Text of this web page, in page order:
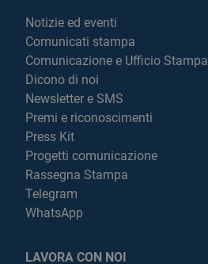
Notizie ed eventi
Comunicati stampa
Comunicazione e Ufficio Stampa
Dicono di noi
Newsletter e SMS
Premi e riconoscimenti
Press Kit
Progetti comunicazione
Rassegna Stampa
Telegram
WhatsApp
LAVORA CON NOI